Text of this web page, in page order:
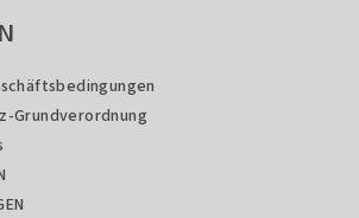
Grundverordnung